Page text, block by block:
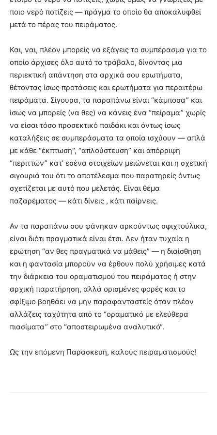
ποιο νερό ποτίζεις — πράγμα το οποίο θα αποκαλυφθεί
μετά το πέρας του πειράματος.
Και, ναι, πλέον μπορείς να εξάγεις το συμπέρασμα για το
οποίο άρχισες όλο αυτό το τράβαλο, δίνοντας μια
περιεκτική απάντηση στα αρχικά σου ερωτήματα,
θέτοντας ίσως προτάσεις και ερωτήματα για περαιτέρω
πειράματα. Σίγουρα, τα παραπάνω είναι “κάμποσα” και
ίσως να μπορείς (να θες) να κάνεις ένα “πείραμα” χωρίς
να είσαι τόσο προσεκτικό παιδάκι και όντως ίσως
καταλήξεις σε συμπεράσματα τα οποία ισχύουν — απλά
με κάθε “έκπτωση“, “απλούστευση” και απόρριψη
“περιττών” κατ’ εσένα στοιχείων μειώνεται και η σχετική
σιγουριά του ότι το αποτέλεσμα που παρατηρείς όντως
σχετίζεται με αυτό που μελετάς. Είναι θέμα
παζαρέματος — κάτι δίνεις , κάτι παίρνεις.
Αν τα παραπάνω σου φάνηκαν αρκούντως σφιχτούλικα,
είναι διότι πραγματικά είναι έτσι. Δεν ήταν τυχαία η
ερώτηση “αν θες πραγματικά να μάθεις” — η διαίσθηση
και η φαντασία μπορούν να έρθουν πολύ χρήσιμες κατά
την διάρκεια του οραματισμού του πειράματος ή στην
αρχική παρατήρηση, αλλά ορισμένες φορές και το
σφίξιμο βοηθάει να μην παραφανταστείς όταν πλέον
αλλάζεις ταχύτητα από το “οραματικό με ελεύθερα
πιασίματα” στο “αποστειρωμένα αναλυτικό“.
Ως την επόμενη Παρασκευή, καλούς πειραματισμούς!